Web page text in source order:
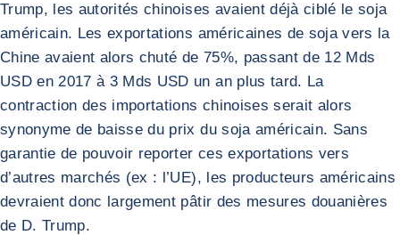
Trump, les autorités chinoises avaient déjà ciblé le soja
américain. Les exportations américaines de soja vers la
Chine avaient alors chuté de 75%, passant de 12 Mds
USD en 2017 à 3 Mds USD un an plus tard. La
contraction des importations chinoises serait alors
synonyme de baisse du prix du soja américain. Sans
garantie de pouvoir reporter ces exportations vers
d’autres marchés (ex : l’UE), les producteurs américains
devraient donc largement pâtir des mesures douanières
de D. Trump.